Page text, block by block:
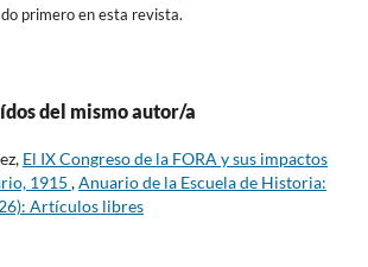
primero en esta revista.
del mismo autor/a
El IX Congreso de la FORA y sus impactos
1915 ,Anuario de la Escuela de Historia:
Artículos libres